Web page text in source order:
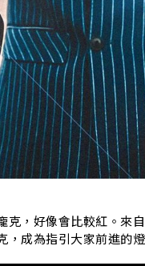
克，好像會比較紅。來
，成為指引大家前進的燈